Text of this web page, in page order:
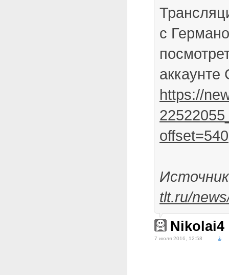
с
https://
offset=540
tlt.ru/
Nikolai4
7 июля 2016, 12:58